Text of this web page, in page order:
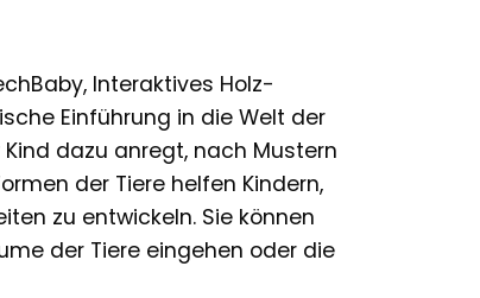
Interaktives Holz-
Einführung in die Welt der
dazu anregt, nach Mustern
der Tiere helfen Kindern,
zu entwickeln. Sie können
der Tiere eingehen oder die